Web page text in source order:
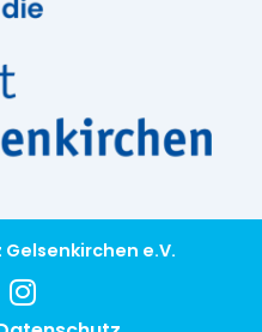
e.V.